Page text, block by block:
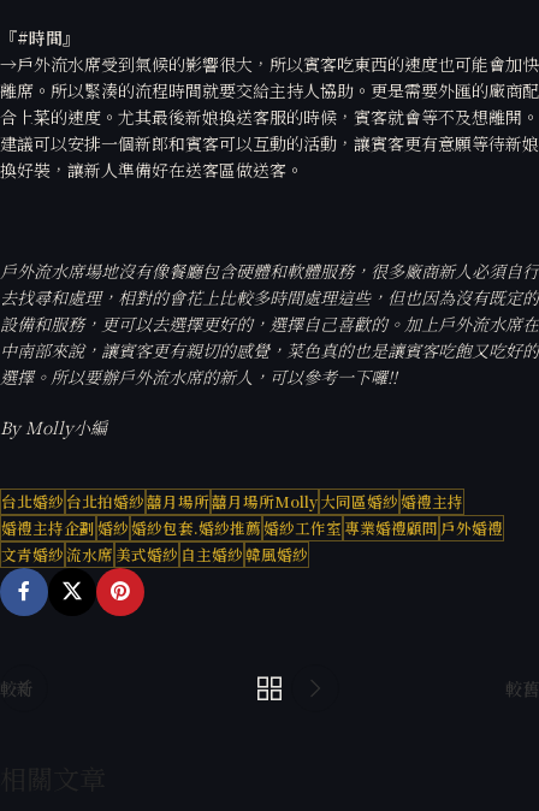
『#時間』
→戶外流水席受到氣候的影響很大，所以賓客吃東西的速度也可能會加快
離席。所以緊湊的流程時間就要交給主持人協助。更是需要外匯的廠商配
合上菜的速度。尤其最後新娘換送客服的時候，賓客就會等不及想離開。
建議可以安排一個新郎和賓客可以互動的活動，讓賓客更有意願等待新娘
換好裝，讓新人準備好在送客區做送客。
戶外流水席場地沒有像餐廳包含硬體和軟體服務，很多廠商新人必須自行
去找尋和處理，相對的會花上比較多時間處理這些，但也因為沒有既定的
設備和服務，更可以去選擇更好的，選擇自己喜歡的。加上戶外流水席在
中南部來說，讓賓客更有親切的感覺，菜色真的也是讓賓客吃飽又吃好的
選擇。所以要辦戶外流水席的新人，可以參考一下囉!!
By Molly小編
台北婚紗 台北拍婚紗囍月場所囍月場所Molly大同區婚紗婚禮主持
婚禮主持企劃婚紗婚紗包套.婚紗推薦婚紗工作室 專業婚禮顧問 戶外婚禮
文青婚紗流水席 美式婚紗 自主婚紗韓風婚紗
較新 較舊